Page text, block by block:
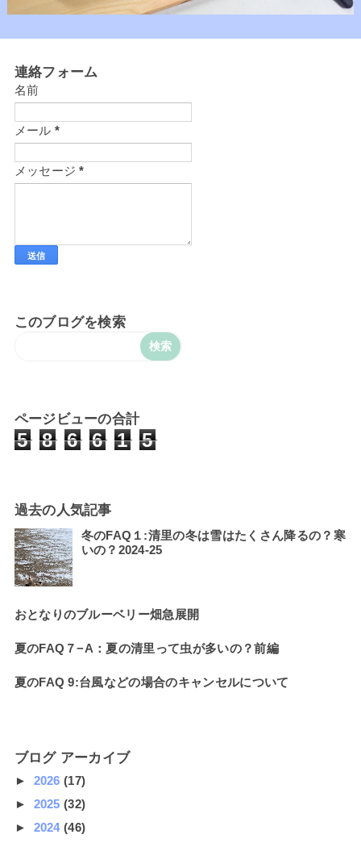
連絡フォーム
名前
メール *
メッセージ*
このブログを検索
ページビューの合計
5 8 6 6 1 5
過去の人気記事
冬のFAQ１:清里の冬は雪はたくさん降るの？寒
いの？2024-25
おとなりのブルーベリー畑急展開
夏のFAQ７−A：夏の清里って虫が多いの？前編
夏のFAQ 9:台風などの場合のキャンセルについて
ブログ アーカイブ
► 2026(17)
► 2025(32)
► 2024(46)